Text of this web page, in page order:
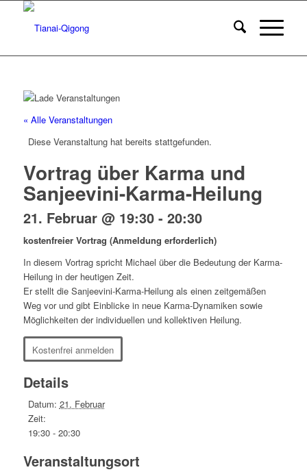
« Alle Veranstaltungen
Diese Veranstaltung hat bereits stattgefunden.
Vortrag über Karma und
Sanjeevini-Karma-Heilung
21. Februar @ 19:30- 20:30
kostenfreier Vortrag (Anmeldung erforderlich)
In diesem Vortrag spricht Michael über die Bedeutung der Karma-
Heilung in der heutigen Zeit.
Er stellt die Sanjeevini-Karma-Heilung als einen zeitgemäßen
Weg vor und gibt Einblicke in neue Karma-Dynamiken sowie
Möglichkeiten der individuellen und kollektiven Heilung.
Kostenfrei anmelden
Details
Datum: 21. Februar
Zeit:
19:30 - 20:30
Veranstaltungsort